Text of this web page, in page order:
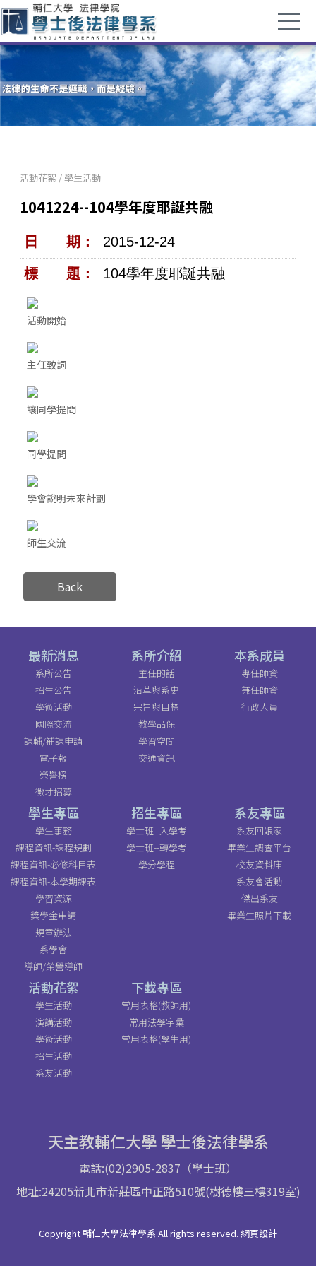
活動花絮 /學生活動
1041224--104學年度耶誕共融
日 期： 2015-12-24
標 題： 104學年度耶誕共融
活動開始
主任致詞
讓同學提問
同學提問
學會說明未來計劃
師生交流
Back
最新消息
系所公告
招生公告
學術活動
國際交流
課輔/補課申請
電子報
榮譽榜
徵才招募
系所介紹
主任的話
沿革與系史
宗旨與目標
教學品保
學習空間
交通資訊
本系成員
專任師資
兼任師資
行政人員
學生專區
學生事務
課程資訊-課程規劃
課程資訊-必修科目表
課程資訊-本學期課表
學習資源
獎學金申請
規章辦法
系學會
導師/榮譽導師
招生專區
學士班--入學考
學士班--轉學考
學分學程
系友專區
系友回娘家
畢業生調查平台
校友資料庫
系友會活動
傑出系友
畢業生照片下載
活動花絮
學生活動
演講活動
學術活動
招生活動
系友活動
下載專區
常用表格(教師用)
常用法學字彙
常用表格(學生用)
天主教輔仁大學 學士後法律學系
電話:(02)2905-2837（學士班）
地址:24205新北市新莊區中正路510號(樹德樓三樓319室)
Copyright 輔仁大學法律學系 All rights reserved. 網頁設計